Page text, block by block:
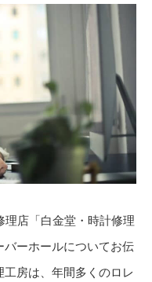
理店「白金堂・時計修理
ーホールについてお伝
房は、年間多くのロレ